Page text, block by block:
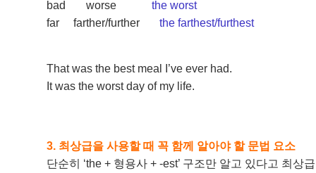
bad
worse
the worst
far
farther/further the farthest/furthest
That was the best meal I’ve ever had.
It was the worst day of my life.
3. 최상급을 사용할 때 꼭 함께 알아야 할 문법 요소
단순히 ‘the + 형용사 + -est’ 구조만 알고 있다고 최상